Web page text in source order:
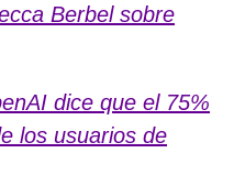
Berbel sobre
dice que el 75%
los usuarios de